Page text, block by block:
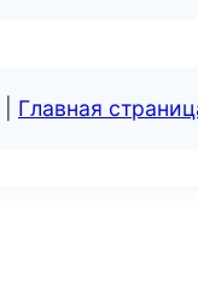
Главная